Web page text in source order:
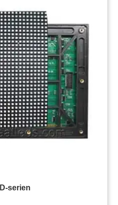
serien